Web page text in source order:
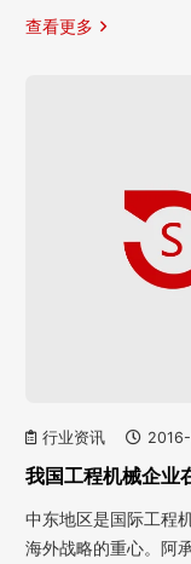
查看更多
行业资讯
我国工程机械企业
中东地区是国际工程
海外战略的重心。阿